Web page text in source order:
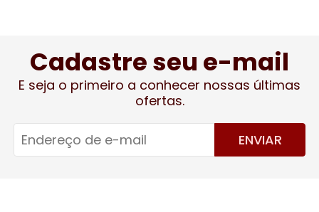
Cadastre seu e-mail
E seja o primeiro a conhecer nossas últimas
ofertas.
ENVIAR